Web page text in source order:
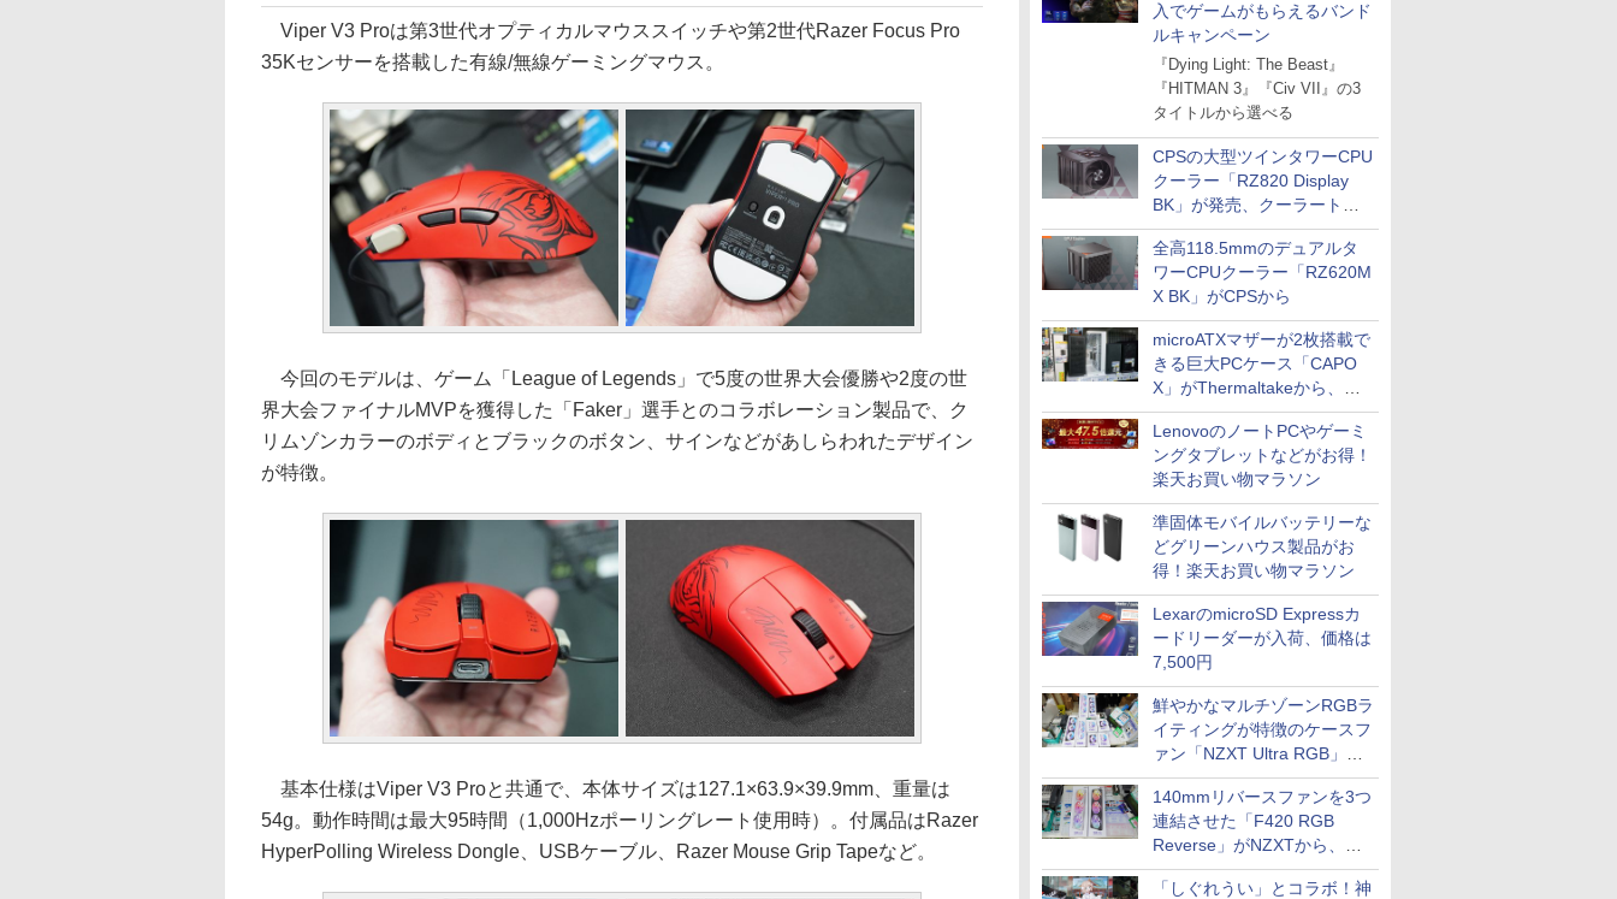
入でゲームがもらえるバンド
ルキャンペーン
『Dying Light: The Beast』
『HITMAN 3』『Civ VII』の3
タイトルから選べる
CPSの大型ツインタワーCPU
クーラー「RZ820 Display
BK」が発売、クーラートッ
プに5インチ液晶搭載
全高118.5mmのデュアルタ
ワーCPUクーラー「RZ620M
X BK」がCPSから
microATXマザーが2枚搭載で
きる巨大PCケース「CAPO
X」がThermaltakeから、カ
ラーは2色
LenovoのノートPCやゲーミ
ングタブレットなどがお得！
楽天お買い物マラソン
準固体モバイルバッテリーな
どグリーンハウス製品がお
得！楽天お買い物マラソン
LexarのmicroSD Expressカ
ードリーダーが入荷、価格は
7,500円
鮮やかなマルチゾーンRGBラ
イティングが特徴のケースフ
ァン「NZXT Ultra RGB」が
発売、計8製品
140mmリバースファンを3つ
連結させた「F420 RGB
Reverse」がNZXTから、単
一フレーム採用
「しぐれうい」とコラボ！神
Viper V3 Proは第3世代オプティカルマウススイッチや第2世代Razer Focus Pro
35Kセンサーを搭載した有線/無線ゲーミングマウス。
今回のモデルは、ゲーム「League of Legends」で5度の世界大会優勝や2度の世
界大会ファイナルMVPを獲得した「Faker」選手とのコラボレーション製品で、ク
リムゾンカラーのボディとブラックのボタン、サインなどがあしらわれたデザイン
が特徴。
基本仕様はViper V3 Proと共通で、本体サイズは127.1×63.9×39.9mm、重量は
54g。動作時間は最大95時間（1,000Hzポーリングレート使用時）。付属品はRazer
HyperPolling Wireless Dongle、USBケーブル、Razer Mouse Grip Tapeなど。